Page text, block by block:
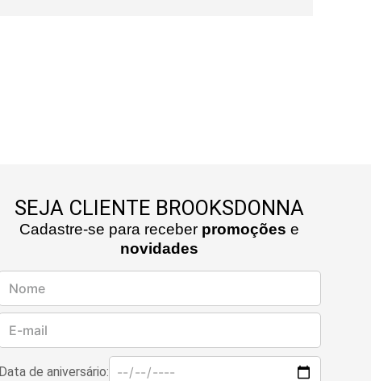
SEJA CLIENTE BROOKSDONNA
Cadastre-se para receber promoções e
novidades
Data de aniversário: